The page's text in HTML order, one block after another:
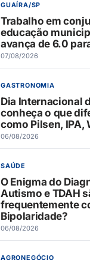
GUAÍRA/SP
Trabalho em
educação
avança de 6.0
07/08/2026
GASTRONOMIA
Dia Internacional
conheça o que
como Pilsen, IPA,
06/08/2026
SAÚDE
O Enigma do
Autismo e TDAH
frequentemente
Bipolaridade?
06/08/2026
AGRONEGÓCIO